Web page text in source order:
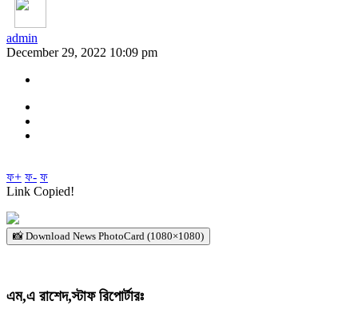
admin
December 29, 2022 10:09 pm
ফ+ ফ- ফ
Link Copied!
📸 Download News PhotoCard (1080×1080)
এম,এ রাশেদ,স্টাফ রিপোর্টারঃ